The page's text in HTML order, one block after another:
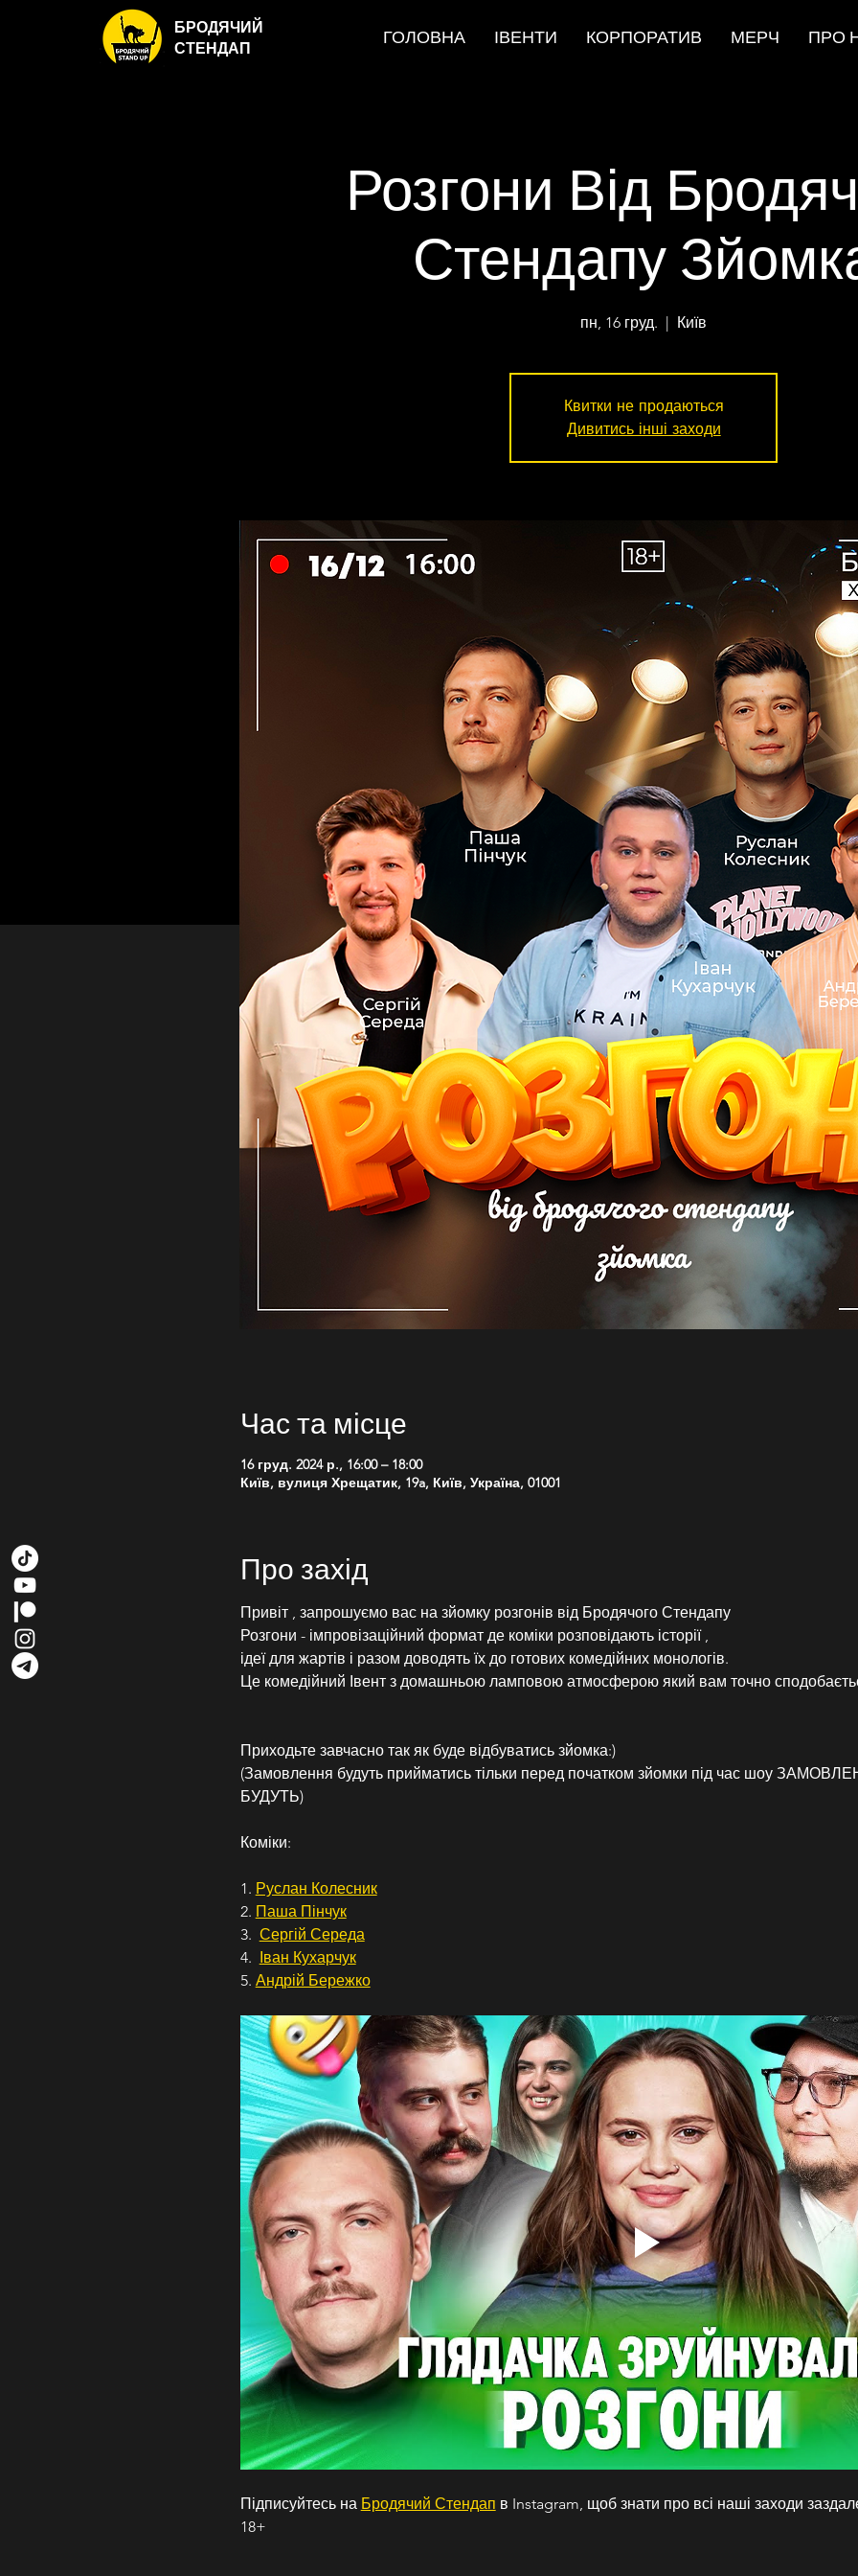
БРОДЯЧИЙ
СТЕНДАП
ГОЛОВНА ІВЕНТИ КОРПОРАТИВ МЕРЧ ПРО
Розгони Від
Стендапу
пн, 16 груд.
  |
Київ
Квитки не продаються
Дивитись інші заходи
Час та місце
16 груд. 2024 р., 16:00 – 18:00
Київ, вулиця Хрещатик, 19a, Київ, Україна, 01001
Про захід
Привіт , запрошуємо вас на зйомку розгонів від Бродячого Стендапу
Розгони - імпровізаційний формат де коміки розповідають історії ,
ідеї для жартів і разом доводять їх до готових комедійних монологів.
Це комедійний Івент з домашньою ламповою атмосферою який вам точно
Приходьте завчасно так як буде відбуватись зйомка:)
(Замовлення будуть прийматись тільки перед початком зйомки під час шоу
БУДУТЬ)
Коміки:
1. Руслан Колесник
2. Паша Пінчук
3. Сергій Середа
4. Іван Кухарчук
5. Андрій Бережко
Підписуйтесь на Бродячий Стендап в Instagram, щоб знати про всі наші заходи
18+